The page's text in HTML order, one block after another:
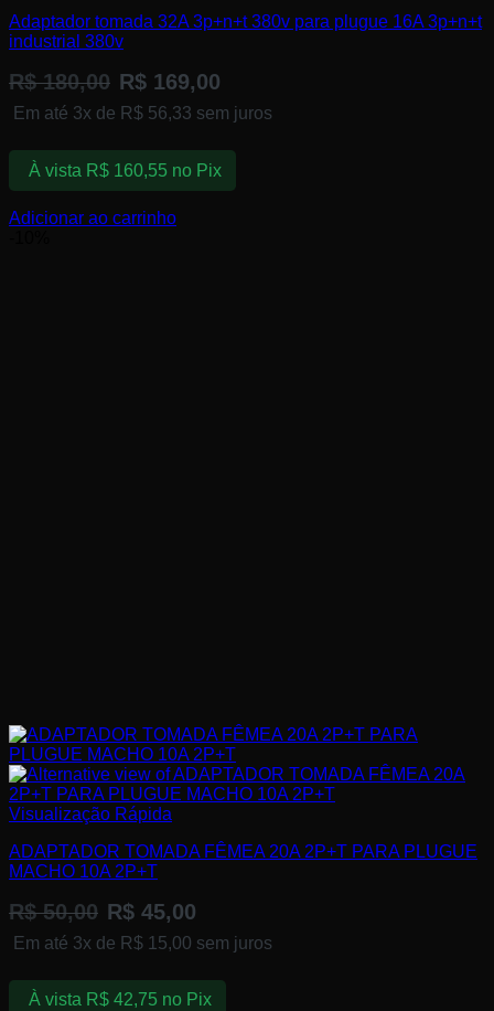
Adaptador tomada ​32A 3p+n+t 380v ​para plugue 16A ​3p+n+t
industrial ​380v
R$180,00 R$ 169,00
Em até 3x de R$ 56,33 sem juros
À vista R$160,55 no Pix
Adicionar ao carrinho
Visualização Rápida
ADAPTADOR TOMADA FÊMEA 20A 2P+T PARA PLUGUE
MACHO 10A 2P+T
R$50,00 R$ 45,00
Em até 3x de R$ 15,00 sem juros
À vista R$42,75 no Pix